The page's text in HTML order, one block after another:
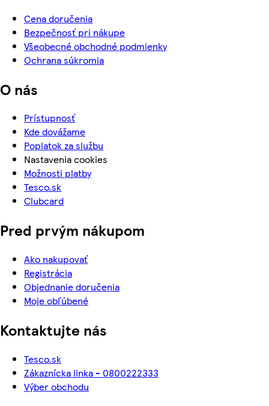
Cena doručenia
Bezpečnosť pri nákupe
Všeobecné obchodné podmienky
Ochrana súkromia
O nás
Prístupnosť
Kde dovážame
Poplatok za službu
Nastavenia cookies
Možnosti platby
Tesco.sk
Clubcard
Pred prvým nákupom
Ako nakupovať
Registrácia
Objednanie doručenia
Moje obľúbené
Kontaktujte nás
Tesco.sk
Zákaznícka linka - 0800222333
Výber obchodu